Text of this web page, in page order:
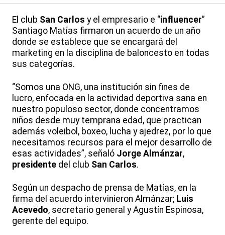
El club San Carlos y el empresario e “influencer”
Santiago Matías firmaron un acuerdo de un año
donde se establece que se encargará del
marketing en la disciplina de baloncesto en todas
sus categorías.
“Somos una ONG, una institución sin fines de
lucro, enfocada en la actividad deportiva sana en
nuestro populoso sector, donde concentramos
niños desde muy temprana edad, que practican
además voleibol, boxeo, lucha y ajedrez, por lo que
necesitamos recursos para el mejor desarrollo de
esas actividades”, señaló Jorge Almánzar,
presidente del club San Carlos.
Según un despacho de prensa de Matías, en la
firma del acuerdo intervinieron Almánzar; Luis
Acevedo, secretario general y Agustín Espinosa,
gerente del equipo.